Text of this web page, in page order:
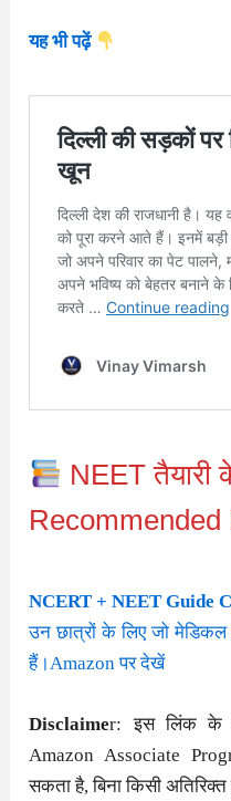
यह भी पढ़ें
NEET तैयारी
Recommended
NCERT + NEET Guide
उन छात्रों के लिए जो मेडिकल
हैं।Amazon पर देखें
Disclaimer: इस लिंक के
Amazon Associate
सकता है, बिना किसी